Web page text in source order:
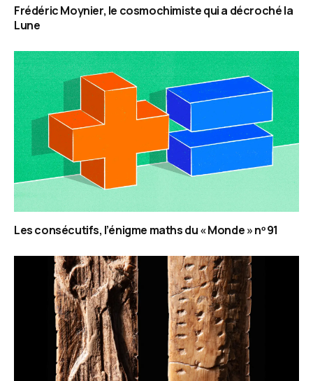
Frédéric Moynier, le cosmochimiste qui a décroché la
Lune
Les consécutifs, l’énigme maths du « Monde » nᵒ 91